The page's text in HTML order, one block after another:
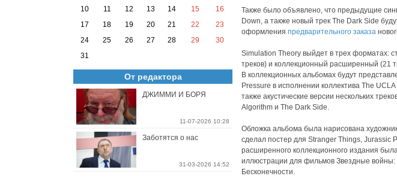
Также было объявлено, что предыдущие
Down, а также новый трек The Dark Side
оформления предварительного заказа
Simulation Theory выйдет в трех форматах:
треков) и коллекционный расширенный (21
В коллекционных альбомах будут
Pressure в исполнении коллектива The
также акустические версии нескольких
Algorithm и The Dark Side.
Обложка альбома была нарисована
сделал постер для Stranger Things, Jurassic
расширенного коллекционного издания
иллюстрации для фильмов Звездные
Бесконечности.
10
11 12 13 14 15
16
17
18 19 20 21 22
23
24
25 26 27 28 29
30
31
От редактора
ДЖИММИ И БОРЯ
11-07-2026 10:28
Заботятся о нас
31-03-2026 14:52